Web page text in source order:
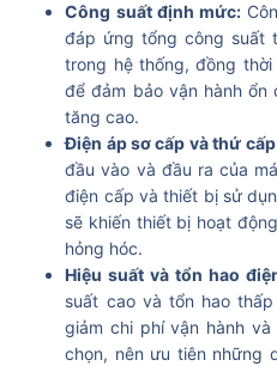
Công suất định mức:
đáp ứng tổng công suất
trong hệ thống, đồng
để đảm bảo vận hành ổn
tăng cao.
Điện áp sơ cấp và thứ
đầu vào và đầu ra của
điện cấp và thiết bị sử
sẽ khiến thiết bị hoạt
hỏng hóc.
Hiệu suất và tổn hao
suất cao và tổn hao
giảm chi phí vận hành
chọn, nên ưu tiên những